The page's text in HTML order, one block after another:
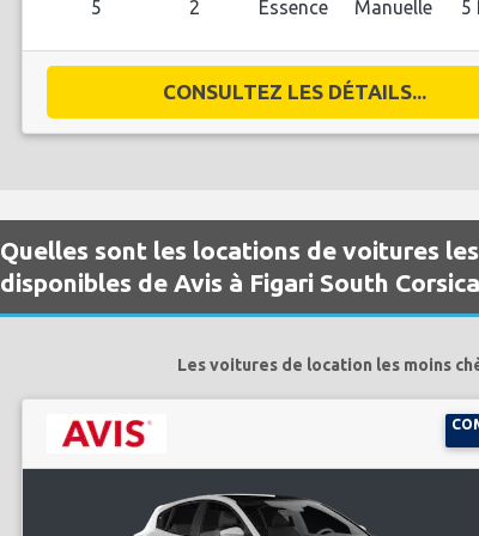
5 2 Essence Manuelle 5
CONSULTEZ LES DÉTAILS...
Quelles sont les locations de voitures
disponibles de Avis à Figari South
Les voitures de location les moins